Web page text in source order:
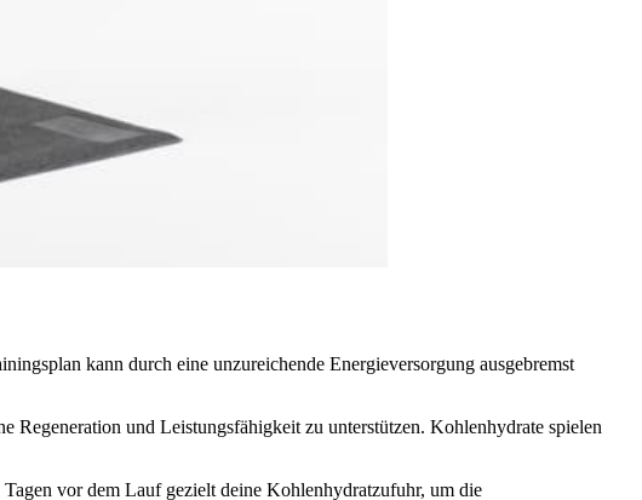
kann durch eine unzureichende Energieversorgung ausgebremst
und Leistungsfähigkeit zu unterstützen. Kohlenhydrate spielen
vor dem Lauf gezielt deine Kohlenhydratzufuhr, um die